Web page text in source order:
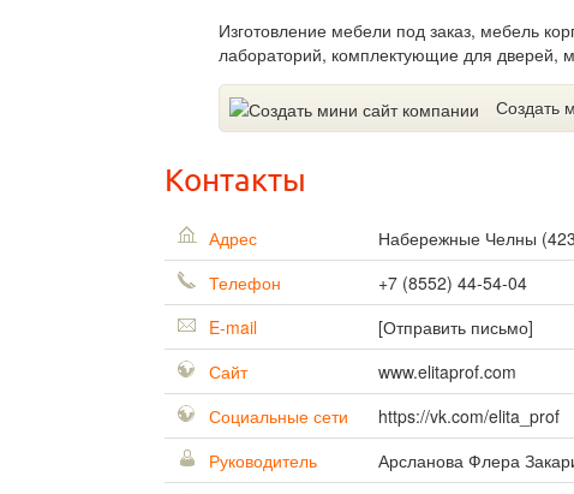
Изготовление мебели под заказ, мебель
лабораторий, комплектующие для дверей,
Создать
Контакты
Адрес Набережные Челны (
Телефон
+7 (8552) 44-54-04
E-mail
[Отправить письмо]
Сайт
www.elitaprof.com
Социальные сети
https://vk.com/elita_prof
Руководитель
Арсланова Флера